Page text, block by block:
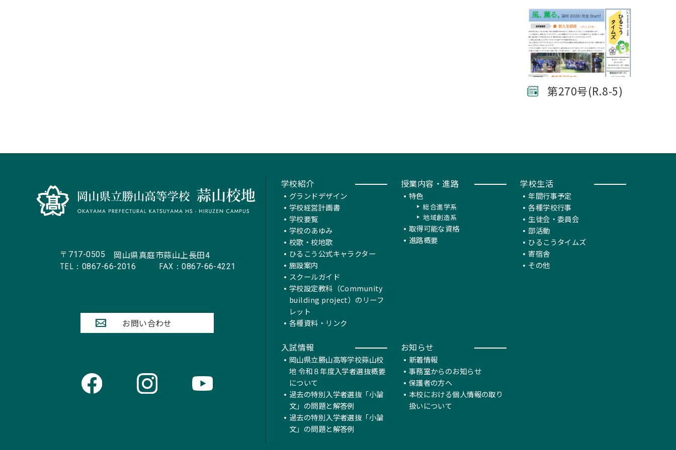
第270号(R.8-5)
〒717-0505 岡山県真庭市蒜山上長田4
TEL： 0867-66-2016 FAX：0867-66-4221
お問い合わせ
学校紹介
グランドデザイン
学校経営計画書
学校要覧
学校のあゆみ
校歌・校地歌
ひるこう公式キャラクター
施設案内
スクールガイド
学校設定教科（Community
building project）のリーフ
レット
各種資料・リンク
授業内容・進路
特色
総合進学系
地域創造系
取得可能な資格
進路概要
学校生活
年間行事予定
各種学校行事
生徒会・委員会
部活動
ひるこうタイムズ
寄宿舎
その他
入試情報
岡山県立勝山高等学校蒜山校
地 令和８年度入学者選抜概要
について
過去の特別入学者選抜「小論
文」の問題と解答例
過去の特別入学者選抜「小論
文」の問題と解答例
お知らせ
新着情報
事務室からのお知らせ
保護者の方へ
本校における個人情報の取り
扱いについて